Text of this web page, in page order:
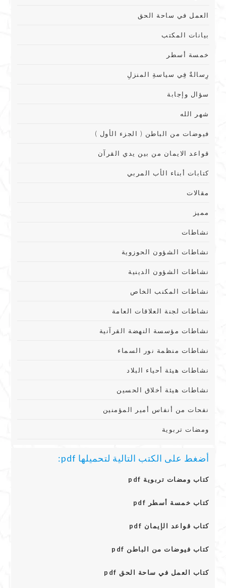
العمل في ساحة الحق
بيانات المكتب
خمسة أسطر
رِسالةٌ فِي سياسةِ المنزلِ
سؤال وإجابة
شهر الله
فيوضات من الباطن ( الجزء الأول )
قواعد الايمان من بين يدي القرآن
كتابات أبناء الأب المربي
مقالات
مميز
نشاطات
نشاطات الشؤون الحوزوية
نشاطات الشؤون الدينية
نشاطات المكنب الخاص
نشاطات لجنة العلاقات العامة
نشاطات مؤسسة النهضة القرآنية
نشاطات منظمة نور السماء
نشاطات هيئة أحياء البلاد
نشاطات هيئة أخلاق الحسين
نفحات من أنفاس أمير المؤمنين
ومضات تربوية
أضغط على الكتب التالية لتحميلها pdf:
كتاب ومضات تربوية pdf
كتاب خمسة أسطر pdf
كتاب قواعد الإيمان pdf
كتاب فيوضات من الباطن pdf
كتاب العمل في ساحة الحق pdf